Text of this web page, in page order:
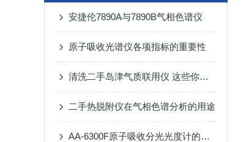
安捷伦7890A与7890B气相色谱仪
原子吸收光谱仪各项指标的重要性
清洗二手岛津气质联用仪 这些你要注意了
二手热脱附仪在气相色谱分析的用途
AA-6300F原子吸收分光光度计的主要技术指标